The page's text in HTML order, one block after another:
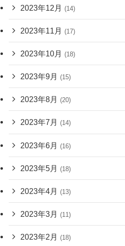
2023年12月 (14)
2023年11月 (17)
2023年10月 (18)
2023年9月 (15)
2023年8月 (20)
2023年7月 (14)
2023年6月 (16)
2023年5月 (18)
2023年4月 (13)
2023年3月 (11)
2023年2月 (18)